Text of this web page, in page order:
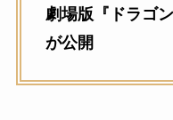
劇場版『ドラゴ
が公開